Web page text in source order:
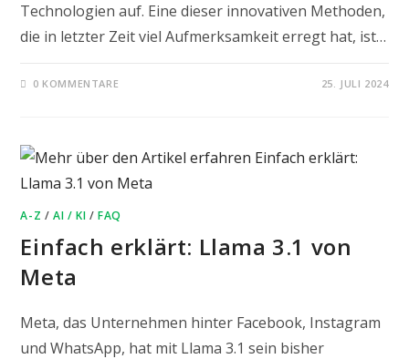
Technologien auf. Eine dieser innovativen Methoden,
die in letzter Zeit viel Aufmerksamkeit erregt hat, ist…
0 KOMMENTARE 25. JULI 2024
A-Z /AI / KI /FAQ
Einfach erklärt: Llama 3.1 von
Meta
Meta, das Unternehmen hinter Facebook, Instagram
und WhatsApp, hat mit Llama 3.1 sein bisher